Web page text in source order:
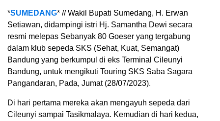
*SUMEDANG* // Wakil Bupati Sumedang, H. Erwan
Setiawan, didampingi istri Hj. Samantha Dewi secara
resmi melepas Sebanyak 80 Goeser yang tergabung
dalam klub sepeda SKS (Sehat, Kuat, Semangat)
Bandung yang berkumpul di eks Terminal Cileunyi
Bandung, untuk mengikuti Touring SKS Saba Sagara
Pangandaran, Pada, Jumat (28/07/2023).
Di hari pertama mereka akan mengayuh sepeda dari
Cileunyi sampai Tasikmalaya. Kemudian di hari kedua,